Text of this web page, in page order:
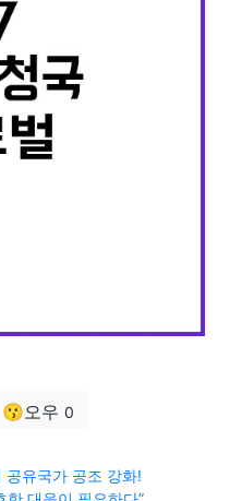
😗오우 0
공유국가 공조 강화!